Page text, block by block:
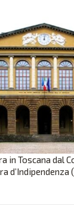
in Toscana dal
d’Indipendenza